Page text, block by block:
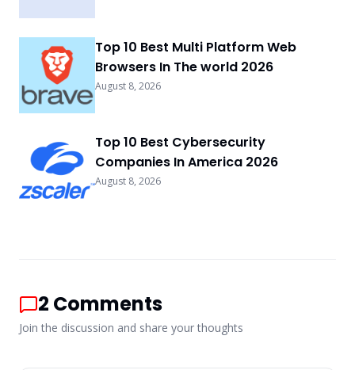
Top 10 Best Multi Platform Web
Browsers In The world 2026
August 8, 2026
Top 10 Best Cybersecurity
Companies In America 2026
August 8, 2026
2 Comments
Join the discussion and share your thoughts